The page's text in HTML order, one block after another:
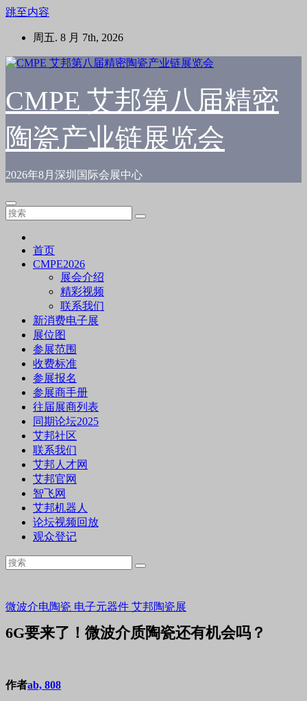
跳至内容
周五. 8 月 7th, 2026
CMPE 艾邦第八届精密
陶瓷产业链展览会
2026年8月深圳国际会展中心
首页
CMPE2026
展会介绍
精彩视频
联系我们
新消费电子展
展位图
参展范围
收费标准
参展报名
参展商手册
往届展商列表
同期论坛2025
艾邦社区
联系我们
艾邦人才网
艾邦官网
智飞网
艾邦机器人
论坛视频回放
观众登记
微波介电陶瓷 电子元器件 艾邦陶瓷展
6G要来了！微波介质陶瓷还有机会吗？
作者ab, 808